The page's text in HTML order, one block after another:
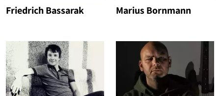
Friedrich Bassarak Marius Bornmann